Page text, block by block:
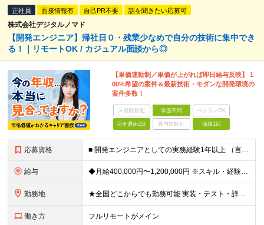
正社員 面接情報有 自己PR不要 話を聞きたい応募可
株式会社デジタルノマド
【開発エンジニア】帰社日０・残業少なめで自分の技術に集中でき
る！｜リモートOK / カジュアル面談から◎
【単価連動制／単価が上がれば即日給与反映】 1
00%希望の案件＆最新技術・モダンな開発環境の
案件多数！
未経験歓迎 学歴不問 ベテランOK
完全週休2日 賞与複数月 面接1回
応募資格 ■ 開発エンジニアとしての実務経験1年以上 （言語・業界・規模・担当工程は問いません。テストや一部改修の経験だけでも歓迎です！） ・学歴・転職回数・経歴ブランク不問 「このままでいいのか？」その違
給与 ◆月給400,000円〜1,200,000円 ※スキル・経験・希望案件により決定します ※上記金額には固定残業代（月30時間分／76,000円〜）を含みます ※固定残業代は月給に応じて決定します ※超
勤務地 ★全国どこからでも勤務可能 実装・テスト・詳細設計・要件定義など、担当工程や技術レベルに応じて、フルリモート／ハイブリッド／出社中心など、あなたに合った働き方を選べます。 ・リモート率は全体で9割超
働き方 フルリモートがメイン